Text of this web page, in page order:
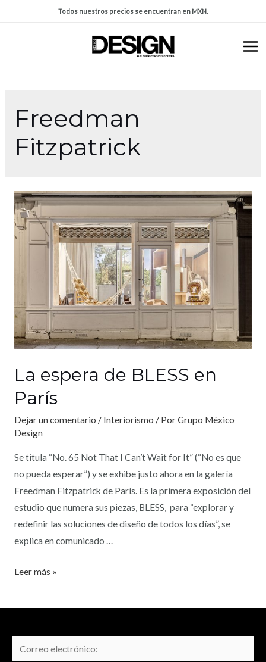
Todos nuestros precios se encuentran en MXN.
Freedman
Fitzpatrick
La espera de BLESS en
París
Dejar un comentario / Interiorismo / PorGrupo México
Design
Se titula “No. 65 Not That I Can’t Wait for It” (“No es que
no pueda esperar”) y se exhibe justo ahora en la galería
Freedman Fitzpatrick de París. Es la primera exposición del
estudio que numera sus piezas, BLESS, para “explorar y
redefinir las soluciones de diseño de todos los días”, se
explica en comunicado …
Leer más »